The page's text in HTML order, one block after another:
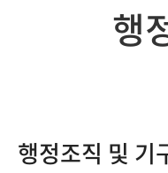
행
행정조직 및 기